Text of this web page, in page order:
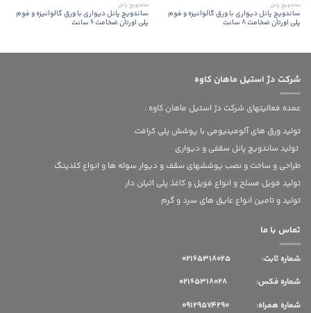
ساندویچ پانل
ساندویچ پانل دیواری با ورق گالوانیزه و فوم
پلی اورتان ضخامت 8 سانت
ساندویچ پانل
ساندویچ پانل دیواری با ورق گالوانیزه و فوم
پلی اورتان ضخامت 6 سانت
شرکت دژ استیل ماهان کاوه
عمده فعالیتهای شرکت دژ استیل ماهان کاوه :
تولید ورق های آلومینیومی با پوشش پلی کرافت.
تولید ساندویچ پانل سقفی و دیواری
طراحی و ساخت و نصب پوششهای سقف و دیوار سوله ها و انواع کلدینگ
تولید فویل مسلح و انواع فویل و کاغذ پلی اتیلن دار
تولید و تامین انواع عایق های سرد و گرم
تماس با ما
شماره ثابت:
شماره فکس: 02165318028
شماره همراه: 09129574290